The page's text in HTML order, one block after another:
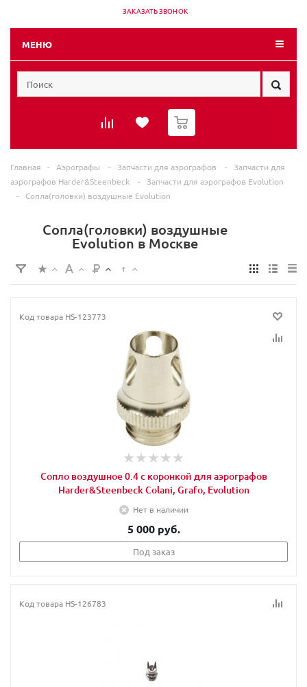
ЗАКАЗАТЬ ЗВОНОК
МЕНЮ
0
Главная - Аэрографы - Запчасти для аэрографов -
Запчасти для
аэрографов Harder&Steenbeck
-
Запчасти для аэрографов Evolution
-
Сопла(головки) воздушные Evolution
Сопла(головки) воздушные
Evolution в Москве
Код товара HS-123773
Сопло воздушное 0.4 с коронкой для аэрографов
Harder&Steenbeck Colani, Grafo, Evolution
Нет в наличии
5 000 руб.
Под заказ
Код товара HS-126783